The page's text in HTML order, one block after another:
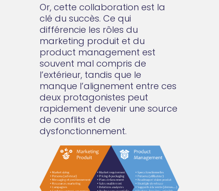
Or, cette collaboration est la
clé du succès. Ce qui
différencie les rôles du
marketing produit et du
product management est
souvent mal compris de
l’extérieur, tandis que le
manque l’alignement entre ces
deux protagonistes peut
rapidement devenir une source
de conflits et de
dysfonctionnement.